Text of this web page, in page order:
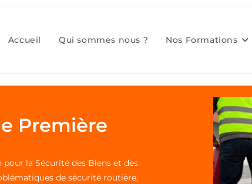
Accueil Qui sommes nous ? Nos Formations
Première
la Sécurité des Biens et des
de sécurité routière,